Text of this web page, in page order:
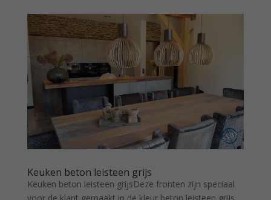
Keuken beton leisteen grijs
Keuken beton leisteen grijsDeze fronten zijn speciaal